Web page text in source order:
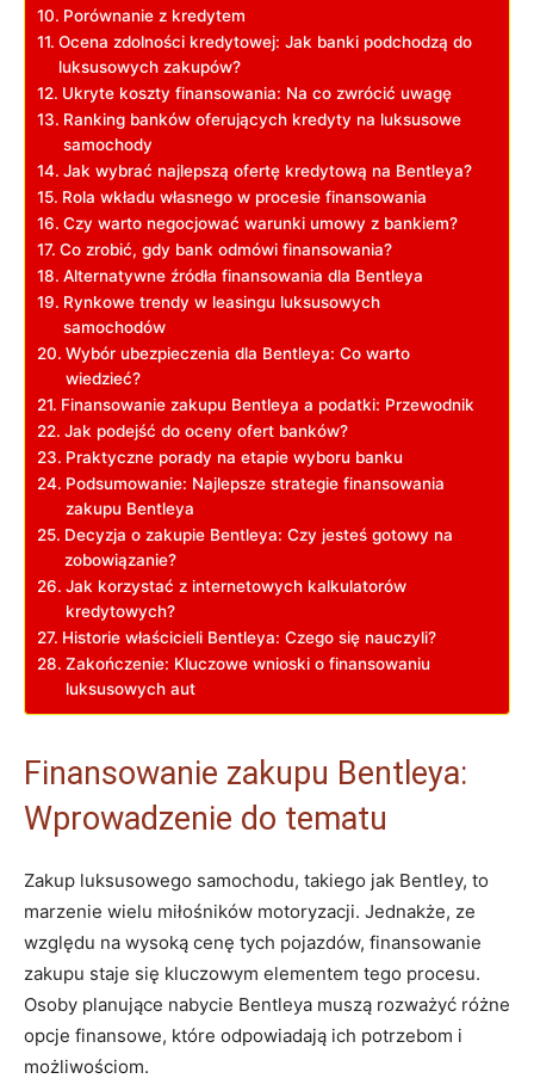
Porównanie z kredytem
Ocena zdolności kredytowej: Jak banki podchodzą do
luksusowych zakupów?
Ukryte koszty finansowania:‌ Na⁤ co zwrócić uwagę
Ranking banków oferujących kredyty na​ luksusowe
samochody
Jak wybrać najlepszą ofertę ‍kredytową na Bentleya?
Rola ‍wkładu ​własnego w procesie finansowania
Czy warto negocjować warunki umowy z bankiem?
Co ‌zrobić, gdy bank ‌odmówi ⁤finansowania?
Alternatywne źródła finansowania dla Bentleya
Rynkowe trendy ​w leasingu luksusowych
samochodów
Wybór ubezpieczenia dla Bentleya: Co warto
wiedzieć?
Finansowanie zakupu Bentleya a podatki: Przewodnik
Jak podejść do oceny ofert‍ banków?
Praktyczne porady ⁤na‌ etapie⁣ wyboru banku
Podsumowanie: Najlepsze strategie finansowania
zakupu Bentleya
Decyzja o zakupie Bentleya: ‌Czy jesteś gotowy na
zobowiązanie?
Jak korzystać z internetowych kalkulatorów
⁢kredytowych?
Historie właścicieli Bentleya: Czego się nauczyli?
Zakończenie: Kluczowe wnioski​ o finansowaniu
luksusowych⁣ aut
Finansowanie zakupu ⁤Bentleya:
Wprowadzenie do tematu
Zakup luksusowego samochodu,‌ takiego jak Bentley, to
marzenie wielu ⁢miłośników motoryzacji. Jednakże, ze
względu na wysoką cenę‍ tych⁣ pojazdów, finansowanie
zakupu staje się kluczowym elementem tego procesu.
Osoby ⁢planujące nabycie Bentleya⁣ muszą​ rozważyć ⁢różne⁣
opcje finansowe, które odpowiadają​ ich potrzebom i
możliwościom.